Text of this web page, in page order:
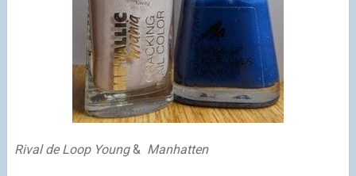
Rival de Loop Young& Manhatten